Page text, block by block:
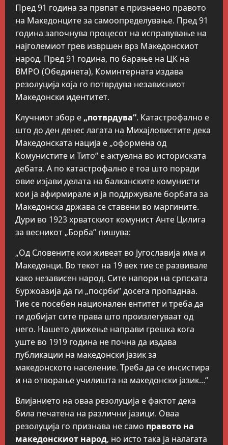
Пред 91 година за првпат е признаено правото
на Македонците за самоопределување. Пред 91
година започнува процесот на исправување на
најголемиот грев извршен врз Македонскиот
народ. Пред 91 година, по барање на ЦК на
ВМРО (Обединета), Коминтерната издава
резолуција која го потврдува независниот
Македонски идентитет.
Клучниот збор е „потврдува“. Катастрофално е
што до ден денес лагата на Михајловистите дека
Македонската нација е „оформена од
Комунистите и Тито“ е актуелна во историската
дебата. А по катастрофално е тоа што поради
овие изјави делата на балканските комунисти
кои ја афирмирале и ја поддржувале борбата за
Македонска држава се ставени во маргините.
Дури во 1923 хрватскиот комунист Анте Цилига
за весникот „Борба“ пишува:
„Од Словените кои живеат во Југославија има и
Македонци. Во текот на 19 век тие се развивале
како независен народ. Сите напори на српската
буржоазија да ги „посрби“ досега пропаднаа.
Тие се посебен национален ентитет и треба да
ги добијат сите права што произлегуваат од
него. Нашето движење направи грешка кога
уште во 1919 година не почна да издава
публикации на македонски јазик за
македонското население. Треба да се инсистира
и на отворање училишта на македонски јазик…“
Влијанието на оваа резолуција е фактот дека
била печатена на различни јазици. Оваа
резолуција го признава не само правото на
македонскиот народ, но исто така ја налагата